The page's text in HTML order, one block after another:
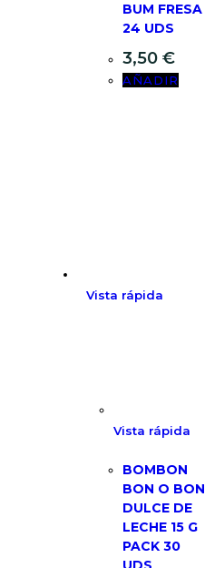
BUM FRESA
24 UDS
3,50 €
AÑADIR
Vista rápida
Vista rápida
BOMBON
BON O BON
DULCE DE
LECHE 15 G
PACK 30